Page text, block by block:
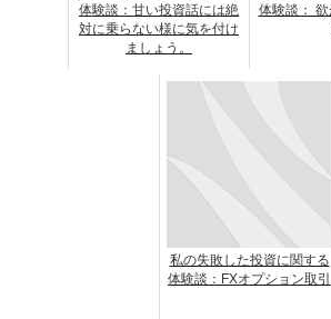
体験談：甘い投資話には絶
対に乗らない様に気を付け
ましょう。
体験談：
私の失敗した投資に関する
体験談：FXオプション取引